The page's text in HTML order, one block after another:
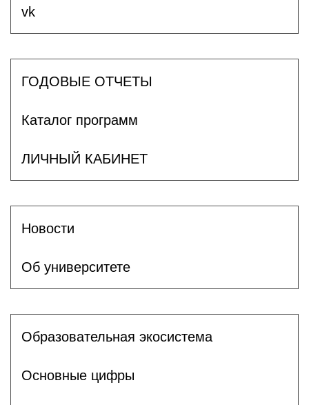
vk
ГОДОВЫЕ ОТЧЕТЫ
Каталог программ
ЛИЧНЫЙ КАБИНЕТ
Новости
Об университете
Образовательная экосистема
Основные цифры